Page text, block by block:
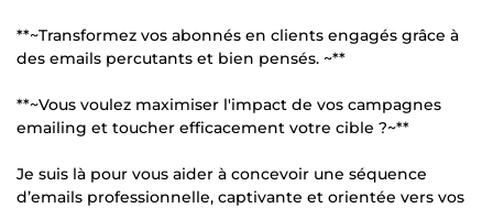
**~Transformez vos abonnés en clients engagés grâce à
des emails percutants et bien pensés. ~**
**~Vous voulez maximiser l'impact de vos campagnes
emailing et toucher efficacement votre cible ?~**
Je suis là pour vous aider à concevoir une séquence
d’emails professionnelle, captivante et orientée vers vos